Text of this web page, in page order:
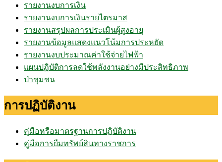
รายงานงบการเงิน
รายงานงบการเงินรายไตรมาส
รายงานสรุปผลการประเมินผู้สูงอายุ
รายงานข้อมูลแสดงแนวโน้มการประหยัด
รายงานงบประมาณค่าใช้จ่ายไฟฟ้า
แผนปฏิบัติการลดใช้พลังงานอย่างมีประสิทธิภาพ
ป่าชุมชน
การปฏิบัติงาน
คู่มือหรือมาตรฐานการปฏิบัติงาน
คู่มือการยืมทรัพย์สินทางราชการ